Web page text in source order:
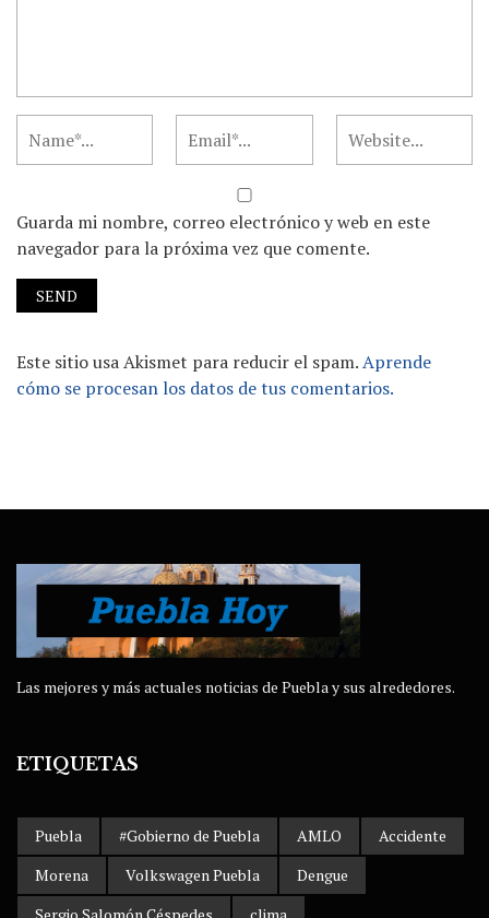
Guarda mi nombre, correo electrónico y web en este
navegador para la próxima vez que comente.
Este sitio usa Akismet para reducir el spam.Aprende
cómo se procesan los datos de tus comentarios.
Las mejores y más actuales noticias de Puebla y sus alrededores.
ETIQUETAS
Puebla #Gobierno de Puebla AMLO
Accidente
Morena
Volkswagen Puebla
Dengue
Sergio Salomón Céspedes
clima